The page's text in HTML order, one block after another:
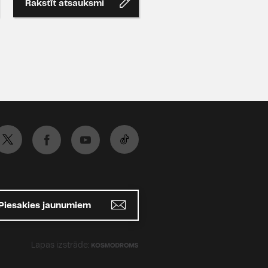
ņemšanās, nereti
epizodes ar mākoņiem
Man - zaudēts laiks.
Rakstīt atsauksmi
Piesakies jaunumiem
Lapas izstrāde: